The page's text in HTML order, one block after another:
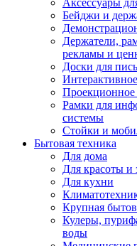
Аксессуары
Бейджи и
Держатели,
рекламы и
Доски для
Проекционное
Рамки для
системы
Стойки и
Бытовая техника
Для дома
Для красоты и
Для кухни
Крупная
Кулеры,
воды